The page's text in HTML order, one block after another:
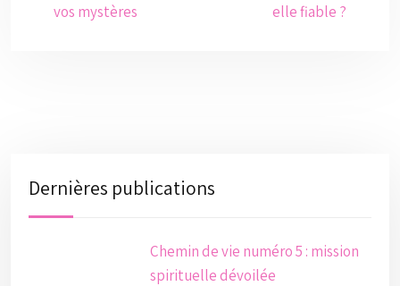
vos mystères
elle fiable ?
Dernières publications
Chemin de vie numéro 5 : mission
spirituelle dévoilée